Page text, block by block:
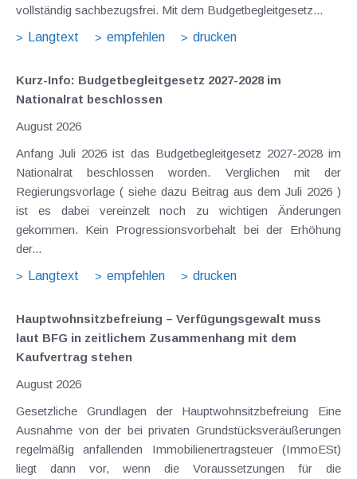
vollständig sachbezugsfrei. Mit dem Budgetbegleitgesetz...
Langtext
empfehlen drucken
Kurz-Info: Budgetbegleitgesetz 2027-2028 im
Nationalrat beschlossen
August 2026
Anfang Juli 2026 ist das Budgetbegleitgesetz 2027-2028 im
Nationalrat beschlossen worden. Verglichen mit der
Regierungsvorlage ( siehe dazu Beitrag aus dem Juli 2026 )
ist es dabei vereinzelt noch zu wichtigen Änderungen
gekommen. Kein Progressionsvorbehalt bei der Erhöhung
der...
Langtext
empfehlen drucken
Hauptwohnsitz​­befreiung – Verfügungsgewalt muss
laut BFG in zeitlichem Zusammenhang mit dem
Kaufvertrag stehen
August 2026
Gesetzliche Grundlagen der Hauptwohnsitzbefreiung Eine
Ausnahme von der bei privaten Grundstücksveräußerungen
regelmäßig anfallenden Immobilienertragsteuer (ImmoESt)
liegt dann vor, wenn die Voraussetzungen für die